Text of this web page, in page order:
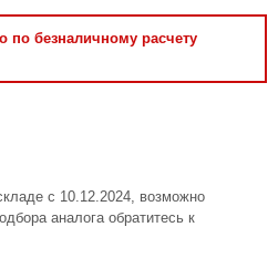
по безналичному расчету
с 10.12.2024, возможно
аналога обратитесь к